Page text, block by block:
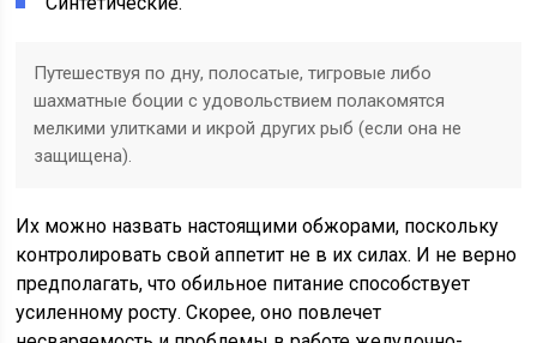
Путешествуя по дну, полосатые, тигровые либо
шахматные боции с удовольствием полакомятся
мелкими улитками и икрой других рыб (если она не
защищена).
Их можно назвать настоящими обжорами, поскольку
контролировать свой аппетит не в их силах. И не верно
предполагать, что обильное питание способствует
усиленному росту. Скорее, оно повлечет